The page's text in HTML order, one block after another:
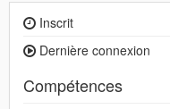
Inscrit
Dernière connexion
Compétences